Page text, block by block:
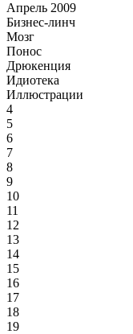
Апрель 2009
Бизнес-линч
Мозг
Понос
Дрюкенция
Идиотека
Иллюстрации
4
5
6
7
8
9
10
11
12
13
14
15
16
17
18
19